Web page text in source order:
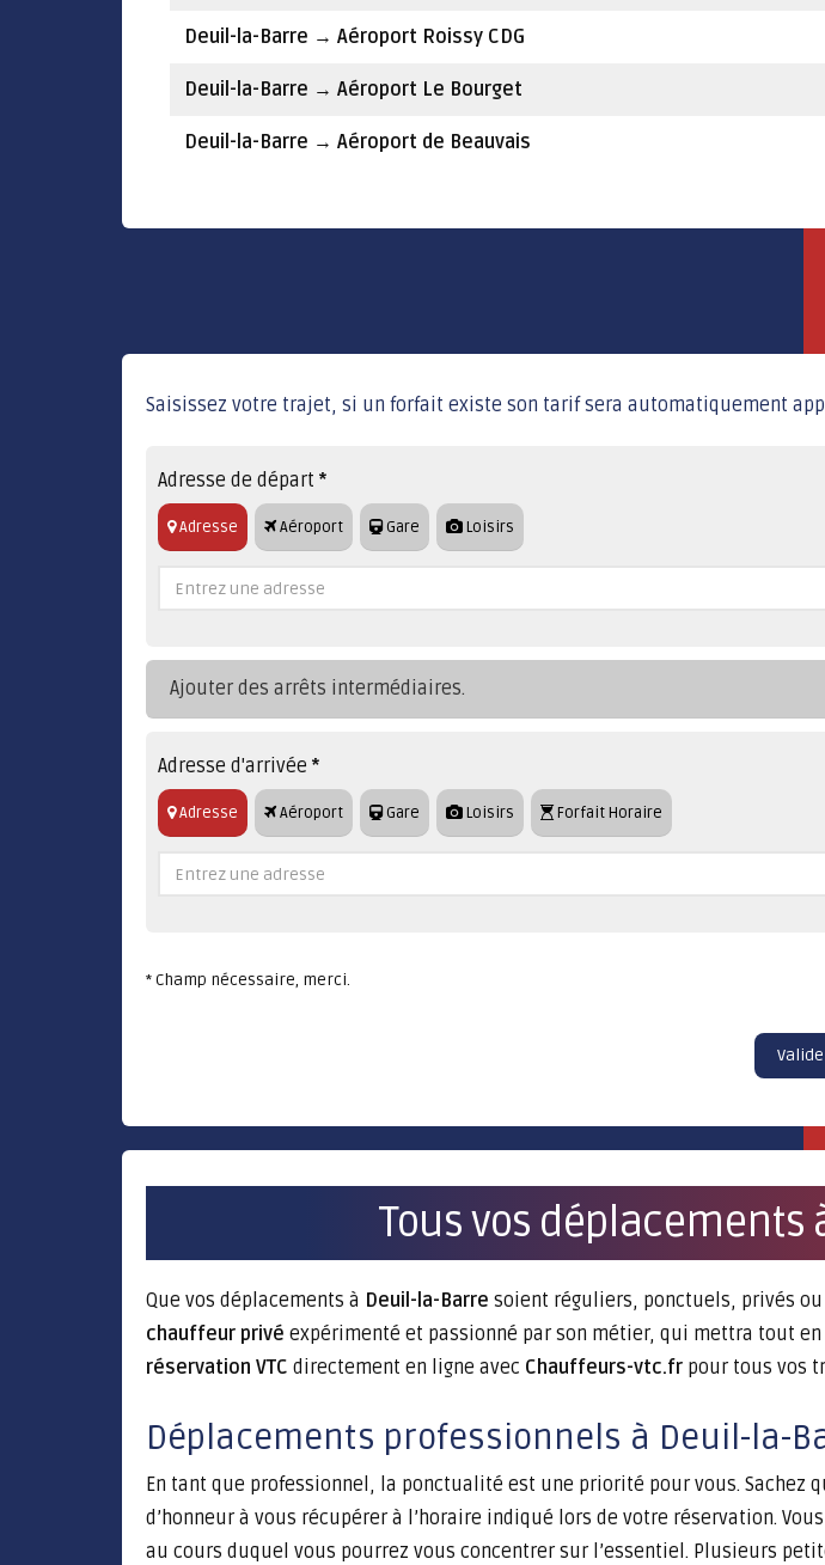
Deuil-la-Barre → Aéroport Roissy CDG
Deuil-la-Barre → Aéroport Le Bourget
Deuil-la-Barre → Aéroport de Beauvais
Saisissez votre trajet, si un forfait existe son tarif sera automatiquement
Adresse de départ *
Adresse Aéroport Gare Loisirs
Ajouter des arrêts intermédiaires.
Adresse d'arrivée *
Adresse Aéroport Gare Loisirs Forfait Horaire
* Champ nécessaire, merci.
Tous vos déplacements
Que vos déplacements à Deuil-la-Barre soient réguliers, ponctuels, privés
chauffeur privé expérimenté et passionné par son métier, qui mettra tout
réservation VTC directement en ligne avec Chauffeurs-vtc.fr pour tous vos
Déplacements professionnels à Deuil-la-
En tant que professionnel, la ponctualité est une priorité pour vous. Sachez
d’honneur à vous récupérer à l’horaire indiqué lors de votre réservation.
au cours duquel vous pourrez vous concentrer sur l’essentiel. Plusieurs